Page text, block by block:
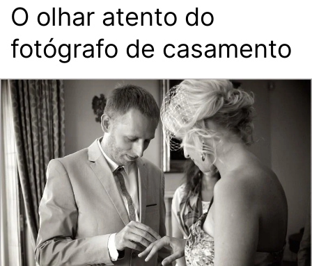
O olhar atento do
fotógrafo de casamento